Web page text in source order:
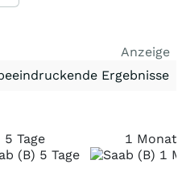
Anzeige
Ergebnisse
5 Tage 1 Monat